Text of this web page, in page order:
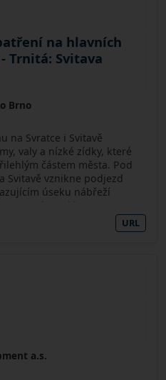
na hlavních
Trnitá: Svitava
Brno
na Svratce i Svitavě
valy a nízké zídky, které
částem města. Pod
Svitavě vznikne podjezd
úseku nábřeží
pro rekreaci i sport,
URL
a.s.